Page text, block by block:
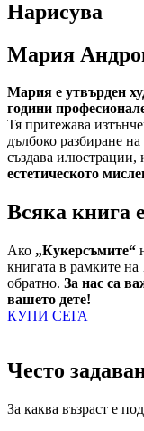
Нарисува
Мария
Мария е утвърден
години
Тя притежава
дълбоко разбиране на
създава илюстрации,
естетическото
Всяка книга
Ако „Кукерсъмите“
книгата в рамките
обратно. За нас са
вашето дете!
КУПИ СЕГА
Често
За каква възраст е